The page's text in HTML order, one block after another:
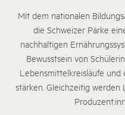
Mit dem nationalen
die Schweizer Pärke
nachhaltigen
Bewusstsein von
Lebensmittelkreisläufe und
stärken. Gleichzeitig